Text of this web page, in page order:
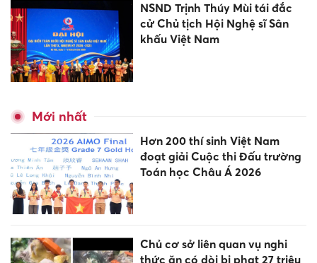
NSND Trịnh Thúy Mùi tái đắc
cử Chủ tịch Hội Nghệ sĩ Sân
khấu Việt Nam
Mới nhất
Hơn 200 thí sinh Việt Nam
đoạt giải Cuộc thi Đấu trường
Toán học Châu Á 2026
Chủ cơ sở liên quan vụ nghi
thức ăn có dòi bị phạt 27 triệu